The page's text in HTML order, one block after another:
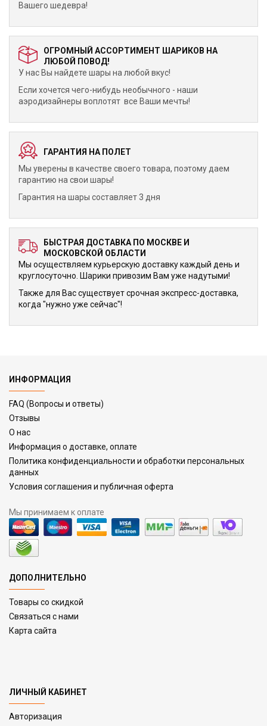
Вашего шедевра!
ОГРОМНЫЙ АССОРТИМЕНТ ШАРИКОВ НА
ЛЮБОЙ ПОВОД!
У нас Вы найдете шары на любой вкус!
Если хочется чего-нибудь необычного - наши
аэродизайнеры воплотят все Ваши мечты!
ГАРАНТИЯ НА ПОЛЕТ
Мы уверены в качестве своего товара, поэтому даем
гарантию на свои шары!
Гарантия на шары составляет 3 дня
БЫСТРАЯ ДОСТАВКА ПО МОСКВЕ И
МОСКОВСКОЙ ОБЛАСТИ
Мы осуществляем курьерскую доставку каждый день и
круглосуточно. Шарики привозим Вам уже надутыми!
Также для Вас существует срочная экспресс-доставка,
когда "нужно уже сейчас"!
ИНФОРМАЦИЯ
FAQ (Вопросы и ответы)
Отзывы
О нас
Информация о доставке, оплате
Политика конфиденциальности и обработки персональных
данных
Условия соглашения и публичная оферта
Мы принимаем к оплате
ДОПОЛНИТЕЛЬНО
Товары со скидкой
Связаться с нами
Карта сайта
ЛИЧНЫЙ КАБИНЕТ
Авторизация